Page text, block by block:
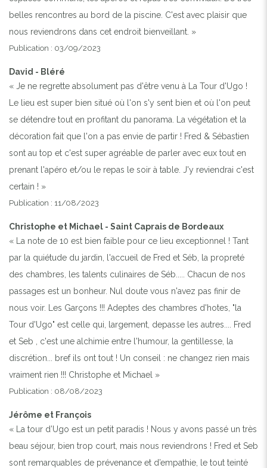
belles rencontres au bord de la piscine. C'est avec plaisir que
nous reviendrons dans cet endroit bienveillant. »
Publication : 03/09/2023
David - Bléré
« Je ne regrette absolument pas d'être venu à La Tour d'Ugo !
Le lieu est super bien situé où l'on s'y sent bien et où l'on peut
se détendre tout en profitant du panorama. La végétation et la
décoration fait que l'on a pas envie de partir ! Fred & Sébastien
sont au top et c'est super agréable de parler avec eux tout en
prenant l'apéro et/ou le repas le soir à table. J'y reviendrai c'est
certain ! »
Publication : 11/08/2023
Christophe et Michael - Saint Caprais de Bordeaux
« La note de 10 est bien faible pour ce lieu exceptionnel ! Tant
par la quiétude du jardin, l'accueil de Fred et Séb, la propreté
des chambres, les talents culinaires de Séb..... Chacun de nos
passages est un bonheur. Nul doute vous n'avez pas finir de
nous voir. Les Garçons !!! Adeptes des chambres d'hotes, "la
Tour d'Ugo" est celle qui, largement, depasse les autres.... Fred
et Seb , c'est une alchimie entre l'humour, la gentillesse, la
discrétion... bref ils ont tout ! Un conseil : ne changez rien mais
vraiment rien !!! Christophe et Michael »
Publication : 08/08/2023
Jérôme et François
« La tour d’Ugo est un petit paradis ! Nous y avons passé un très
beau séjour, bien trop court, mais nous reviendrons ! Fred et Seb
sont remarquables de prévenance et d’empathie, le tout teinté